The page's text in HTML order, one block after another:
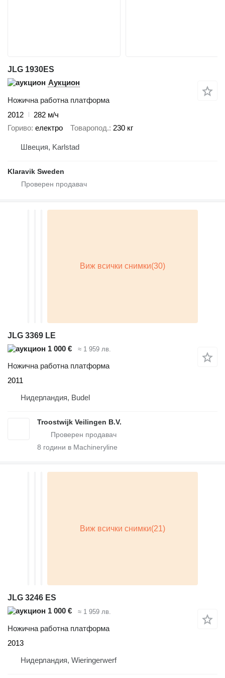
JLG 1930ES
Аукцион
Ножична работна платформа
2012
282 м/ч
Гориво електро Товаропод. 230 кг
Швеция, Karlstad
Klaravik Sweden
JLG 3369 LE
1 000 €
≈ 1 959 лв.
Ножична работна платформа
2011
Нидерландия, Budel
Troostwijk Veilingen B.V.
8 години в Machineryline
JLG 3246 ES
1 000 €
≈ 1 959 лв.
Ножична работна платформа
2013
Нидерландия, Wieringerwerf